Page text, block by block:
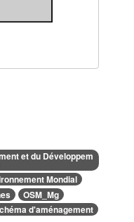
et du Développem
Mondial
OSM_Mg
d'aménagement